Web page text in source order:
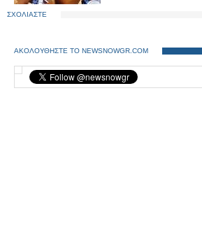
ΣΧΟΛΙΑΣΤΕ
ΑΚΟΛΟΥΘΗΣΤΕ ΤΟ NEWSNOWGR.COM